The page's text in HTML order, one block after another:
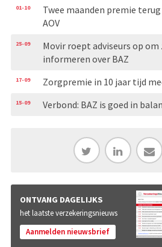
01-10
Twee maanden premie
AOV
25-09
Movir roept adviseurs op
informeren over BAZ
17-09 Zorgpremie in 10 jaar tijd
15-09 Verbond: BAZ is goed in
ONTVANG DAGELIJKS
het laatste verzekeringsnieuws
Aanmelden nieuwsbrief